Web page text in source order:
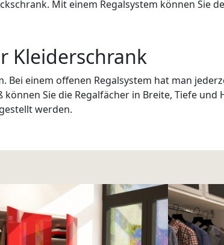
Mit einem Regalsystem können Sie
Kleiderschrank
Bei einem offenen Regalsystem hat man
können Sie die Regalfächer in Breite, Tiefe
werden.